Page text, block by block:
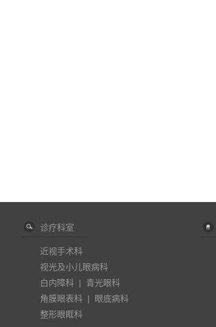
诊疗科室
近视手术科
视光及小儿眼病科
白内障科 | 青光眼科
角膜眼表科 |
眼底病科
整形眼眶科